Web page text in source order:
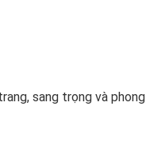
sang trọng và phong